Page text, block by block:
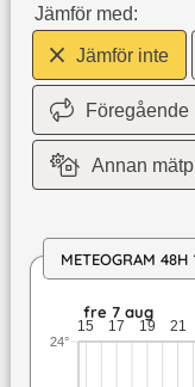
Jämför med:
Jämför inte
Föregående
Annan
METEOGRAM 48H
fre 7 aug: 18,4 till
fre 7 aug
15 17 19 21
24°